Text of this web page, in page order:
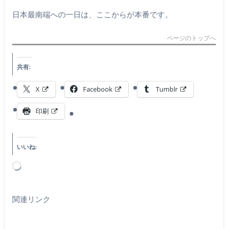
日本最南端への一日は、ここからが本番です。
ページのトップへ
共有:
X Facebook Tumblr
印刷
いいね:
読
み
関連リンク